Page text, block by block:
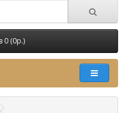
0 (0p.)